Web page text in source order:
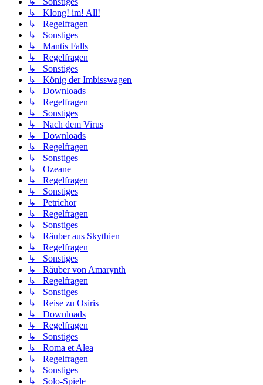
↳ Klong! im! All!
↳ Regelfragen
↳ Sonstiges
↳ Mantis Falls
↳ Regelfragen
↳ Sonstiges
↳ König der Imbisswagen
↳ Downloads
↳ Regelfragen
↳ Sonstiges
↳ Nach dem Virus
↳ Downloads
↳ Regelfragen
↳ Sonstiges
↳ Ozeane
↳ Regelfragen
↳ Sonstiges
↳ Petrichor
↳ Regelfragen
↳ Sonstiges
↳ Räuber aus Skythien
↳ Regelfragen
↳ Sonstiges
↳ Räuber von Amarynth
↳ Regelfragen
↳ Sonstiges
↳ Reise zu Osiris
↳ Downloads
↳ Regelfragen
↳ Sonstiges
↳ Roma et Alea
↳ Regelfragen
↳ Sonstiges
↳ Solo-Spiele